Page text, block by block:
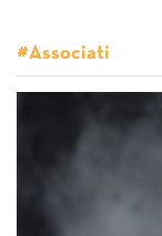
#Associati